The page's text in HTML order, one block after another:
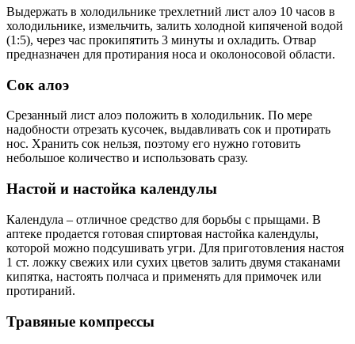
Выдержать в холодильнике трехлетний лист алоэ 10 часов в
холодильнике, измельчить, залить холодной кипяченой водой
(1:5), через час прокипятить 3 минуты и охладить. Отвар
предназначен для протирания носа и околоносовой области.
Сок алоэ
Срезанный лист алоэ положить в холодильник. По мере
надобности отрезать кусочек, выдавливать сок и протирать
нос. Хранить сок нельзя, поэтому его нужно готовить
небольшое количество и использовать сразу.
Настой и настойка календулы
Календула – отличное средство для борьбы с прыщами. В
аптеке продается готовая спиртовая настойка календулы,
которой можно подсушивать угри. Для приготовления настоя
1 ст. ложку свежих или сухих цветов залить двумя стаканами
кипятка, настоять полчаса и применять для примочек или
протираний.
Травяные компрессы